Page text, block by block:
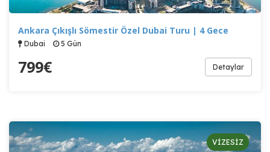
Ankara Çıkışlı Sömestir Özel Dubai Turu | 4 Gece
Dubai 5 Gün
799€ Detaylar
VİZESİZ